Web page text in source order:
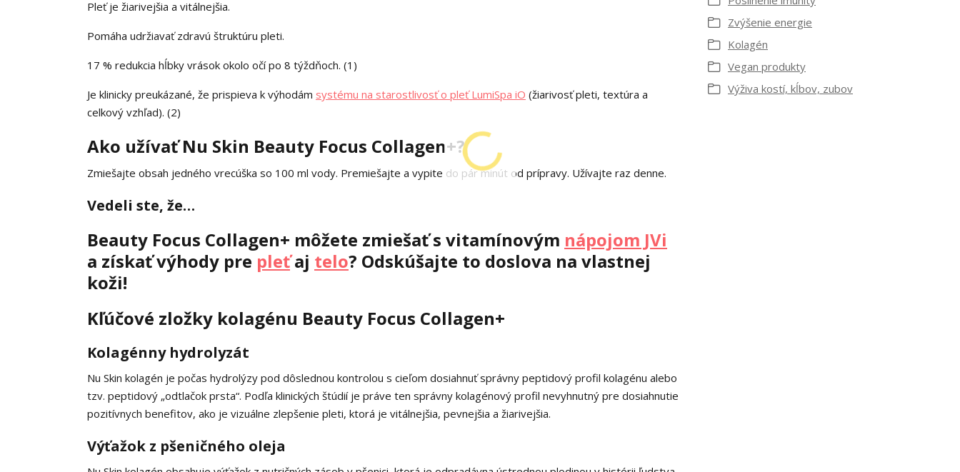
Pleť je žiarivejšia a vitálnejšia.
Pomáha udržiavať zdravú štruktúru pleti.
17 % redukcia hĺbky vrások okolo očí po 8 týždňoch. (1)
Je klinicky preukázané, že prispieva k výhodám systému na starostlivosť o pleť LumiSpa iO (žiarivosť pleti, textúra a
celkový vzhľad). (2)
Ako užívať Nu Skin Beauty Focus Collagen+?
Zmiešajte obsah jedného vrecúška so 100 ml vody. Premiešajte a vypite do pár minút od prípravy. Užívajte raz denne.
Vedeli ste, že…
Beauty Focus Collagen+ môžete zmiešať s vitamínovým nápojom JVi
a získať výhody pre pleťaj telo? Odskúšajte to doslova na vlastnej
koži!
Kľúčové zložky kolagénu Beauty Focus Collagen+
Kolagénny hydrolyzát
Nu Skin kolagén je počas hydrolýzy pod dôslednou kontrolou s cieľom dosiahnuť správny peptidový profil kolagénu alebo
tzv. peptidový „odtlačok prsta“. Podľa klinických štúdií je práve ten správny kolagénový profil nevyhnutný pre dosiahnutie
pozitívnych benefitov, ako je vizuálne zlepšenie pleti, ktorá je vitálnejšia, pevnejšia a žiarivejšia.
Výťažok z pšeničného oleja
Zvýšenie energie
Kolagén
Vegan produkty
Výživa kostí, kĺbov, zubov